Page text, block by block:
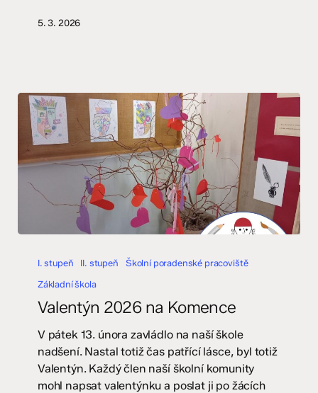
5. 3. 2026
2026
Komence
I. stupeň II. stupeň
Školní poradenské pracoviště
Základní škola
Valentýn 2026 na Komence
V pátek 13. února zavládlo na naší škole
nadšení. Nastal totiž čas patřící lásce, byl totiž
Valentýn. Každý člen naší školní komunity
mohl napsat valentýnku a poslat ji po žácích